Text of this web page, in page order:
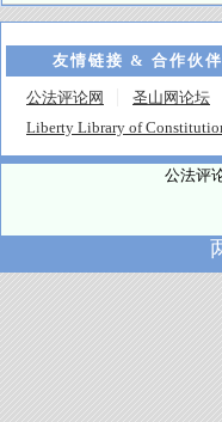
友情链接 & 合作伙伴
公法评论网 圣山网论坛
Liberty Library of
公法评